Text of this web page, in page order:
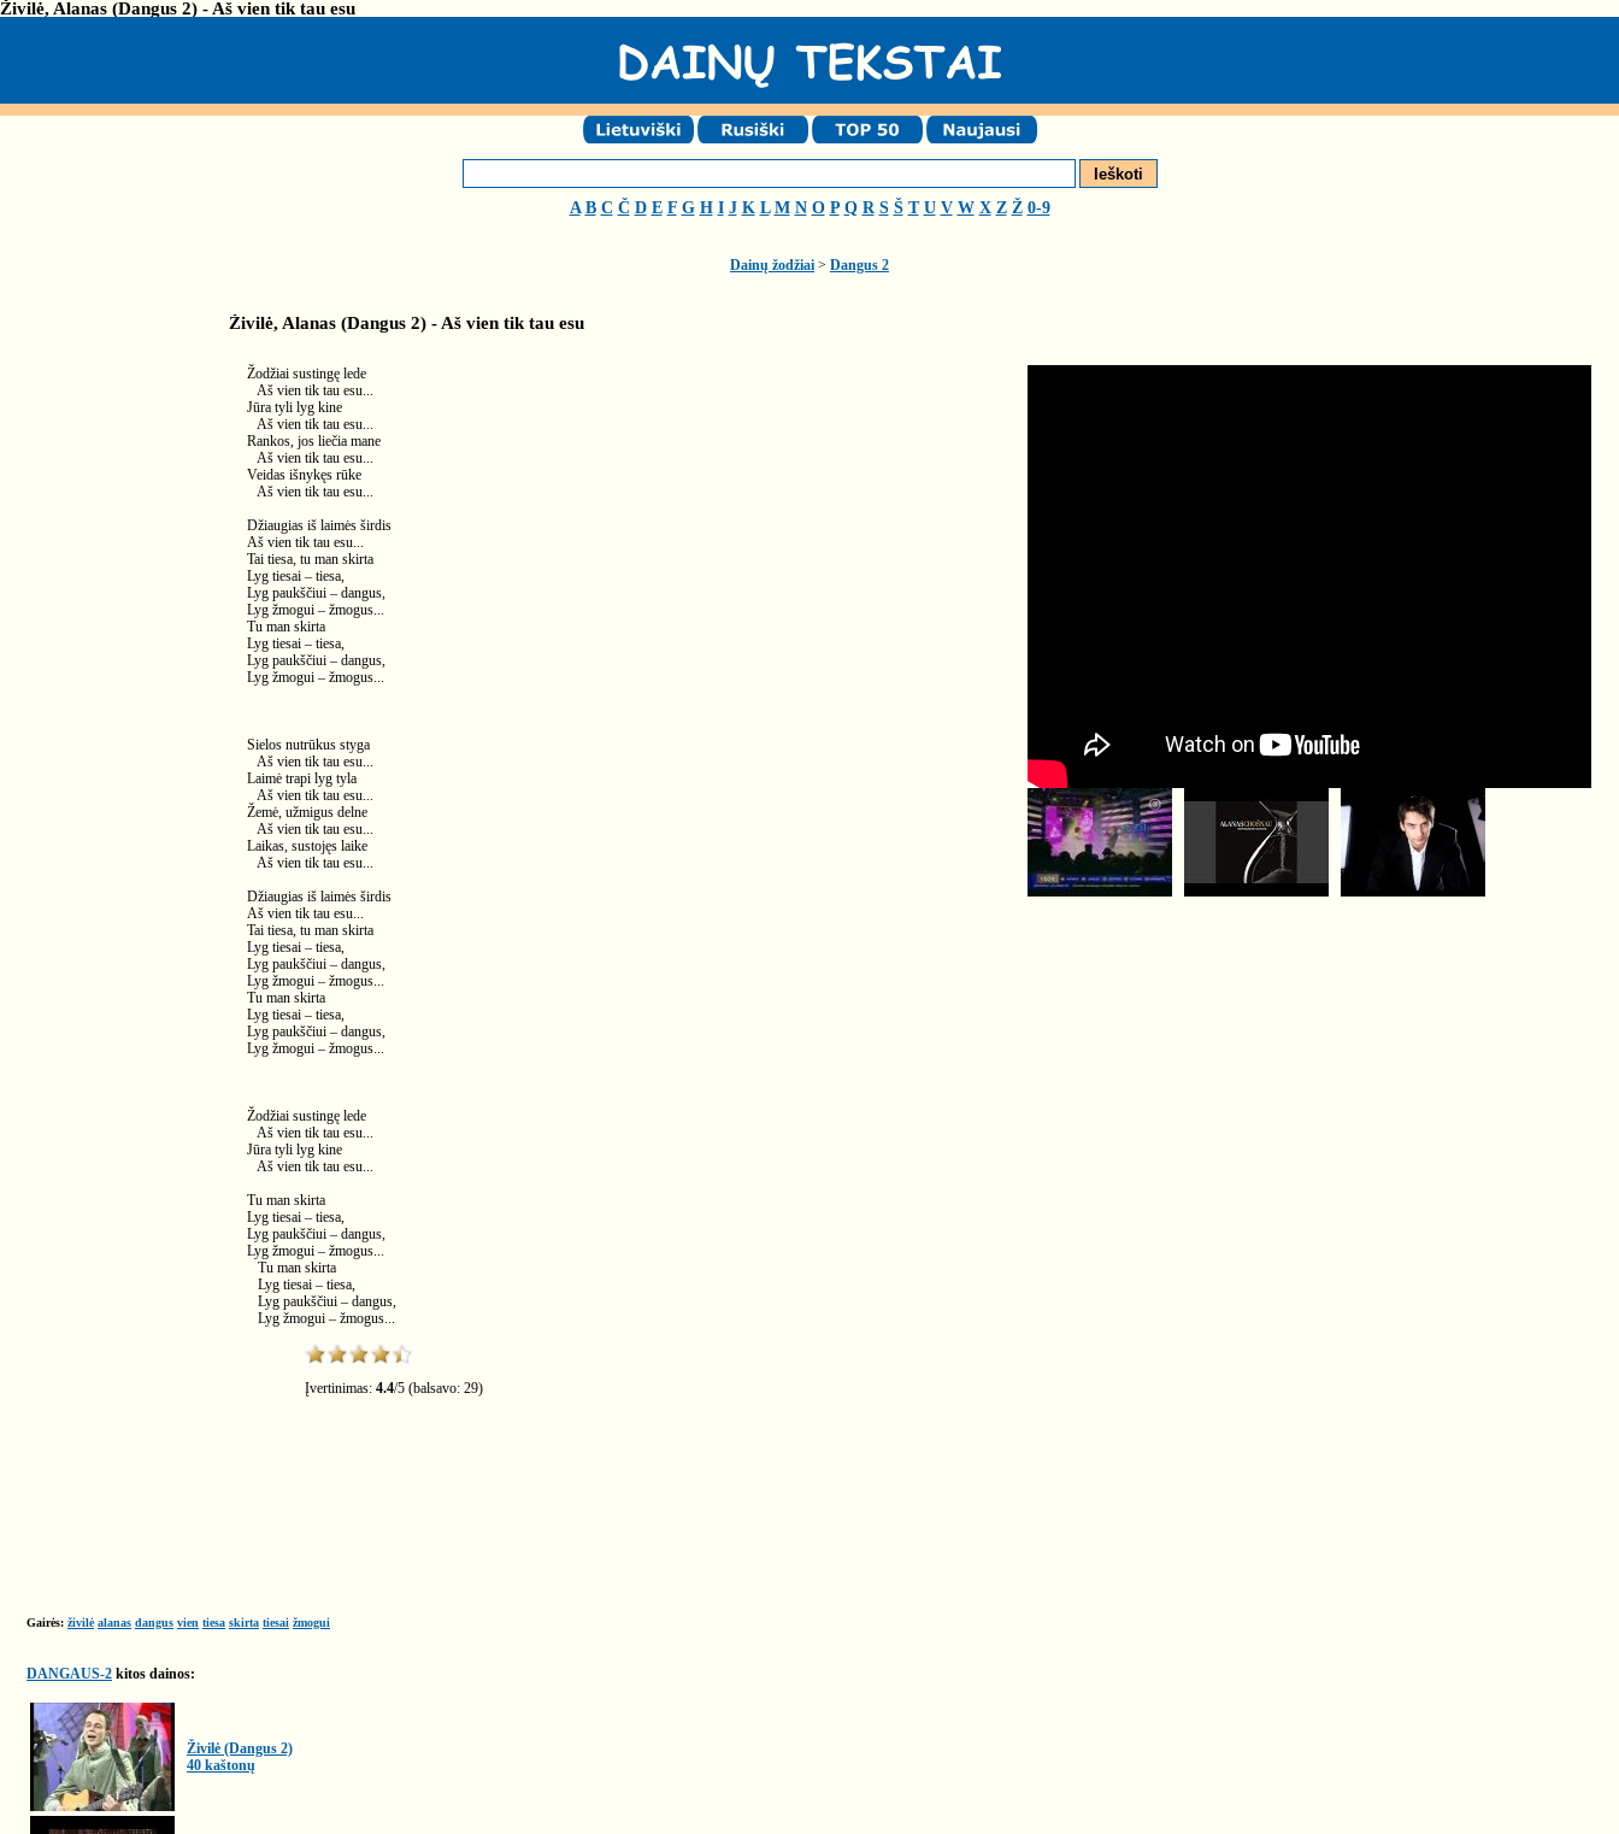
Živilė, Alanas (Dangus 2) - Aš vien tik tau esu
A B C Č D E F G H I J K L M N O P Q R S Š T U V W X Z Ž 0-9
Dainų žodžiai > Dangus 2
Živilė, Alanas (Dangus 2) - Aš vien tik tau esu
Žodžiai sustingę lede
Aš vien tik tau esu...
Jūra tyli lyg kine
Aš vien tik tau esu...
Rankos, jos liečia mane
Aš vien tik tau esu...
Veidas išnykęs rūke
Aš vien tik tau esu...
Džiaugias iš laimės širdis
Aš vien tik tau esu...
Tai tiesa, tu man skirta
Lyg tiesai – tiesa,
Lyg paukščiui – dangus,
Lyg žmogui – žmogus...
Tu man skirta
Lyg tiesai – tiesa,
Lyg paukščiui – dangus,
Lyg žmogui – žmogus...
Sielos nutrūkus styga
Aš vien tik tau esu...
Laimė trapi lyg tyla
Aš vien tik tau esu...
Žemė, užmigus delne
Aš vien tik tau esu...
Laikas, sustojęs laike
Aš vien tik tau esu...
Džiaugias iš laimės širdis
Aš vien tik tau esu...
Tai tiesa, tu man skirta
Lyg tiesai – tiesa,
Lyg paukščiui – dangus,
Lyg žmogui – žmogus...
Tu man skirta
Lyg tiesai – tiesa,
Lyg paukščiui – dangus,
Lyg žmogui – žmogus...
Žodžiai sustingę lede
Aš vien tik tau esu...
Jūra tyli lyg kine
Aš vien tik tau esu...
Tu man skirta
Lyg tiesai – tiesa,
Lyg paukščiui – dangus,
Lyg žmogui – žmogus...
Tu man skirta
Lyg tiesai – tiesa,
Lyg paukščiui – dangus,
Lyg žmogui – žmogus...
Įvertinimas: 4.4/5 (balsavo: 29)
Gairės: živilė alanas dangus vien tiesa skirta tiesai žmogui
DANGAUS-2 kitos dainos:
Živilė (Dangus 2)
40 kaštonų